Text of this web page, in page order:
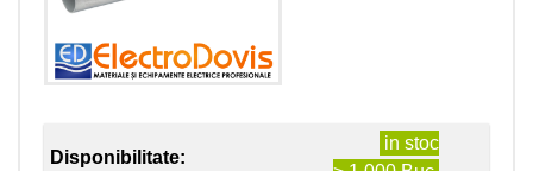
Disponibilitate:
in stoc